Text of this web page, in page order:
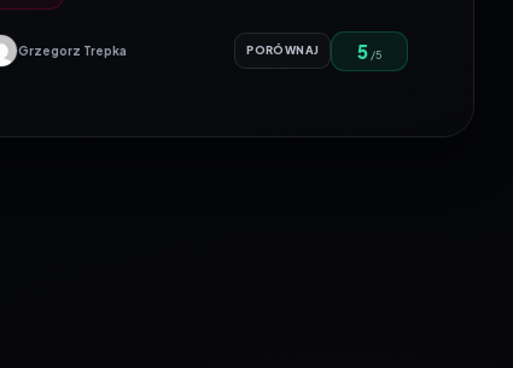
Grzegorz Trepka PORÓWNAJ 5 /5